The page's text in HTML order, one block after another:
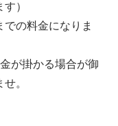
）
の料金になりま
が掛かる場合が御
。